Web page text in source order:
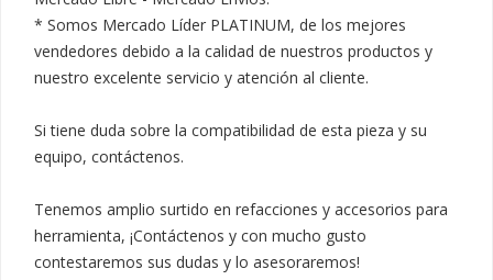
* Somos Mercado Líder PLATINUM, de los mejores
vendedores debido a la calidad de nuestros productos y
nuestro excelente servicio y atención al cliente.
Si tiene duda sobre la compatibilidad de esta pieza y su
equipo, contáctenos.
Tenemos amplio surtido en refacciones y accesorios para
herramienta, ¡Contáctenos y con mucho gusto
contestaremos sus dudas y lo asesoraremos!